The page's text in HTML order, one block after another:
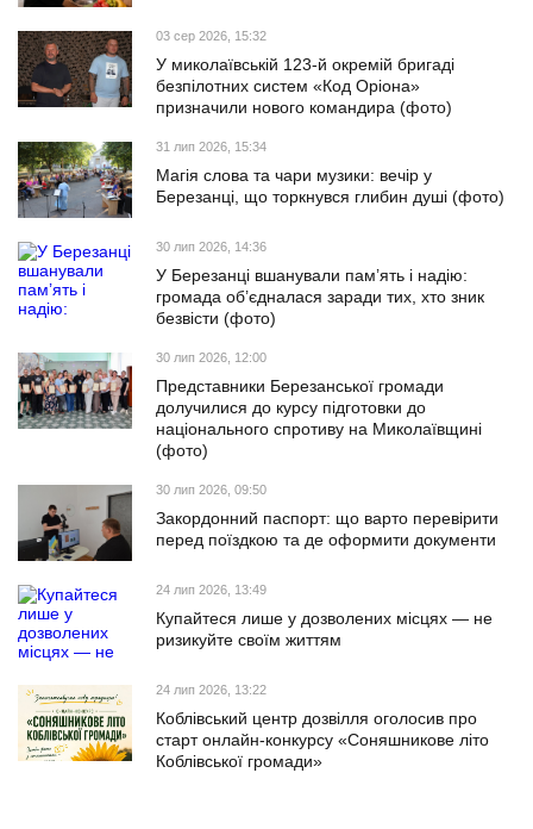
03 сер 2026, 15:32
У миколаївській 123-й окремій бригаді
безпілотних систем «Код Оріона»
призначили нового командира (фото)
31 лип 2026, 15:34
Магія слова та чари музики: вечір у
Березанці, що торкнувся глибин душі (фото)
30 лип 2026, 14:36
У Березанці вшанували пам’ять і надію:
громада об’єдналася заради тих, хто зник
безвісти (фото)
30 лип 2026, 12:00
Представники Березанської громади
долучилися до курсу підготовки до
національного спротиву на Миколаївщині
(фото)
30 лип 2026, 09:50
Закордонний паспорт: що варто перевірити
перед поїздкою та де оформити документи
24 лип 2026, 13:49
Купайтеся лише у дозволених місцях — не
ризикуйте своїм життям
24 лип 2026, 13:22
Коблівський центр дозвілля оголосив про
старт онлайн-конкурсу «Соняшникове літо
Коблівської громади»